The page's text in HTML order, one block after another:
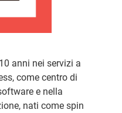
anni nei servizi a
come centro di
e nella
nati come spin